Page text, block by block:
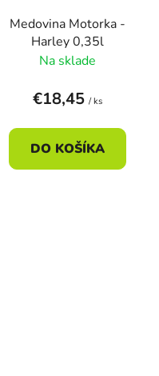
Medovina Motorka -
Harley 0,35l
Na sklade
€18,45 / ks
DO KOŠÍKA